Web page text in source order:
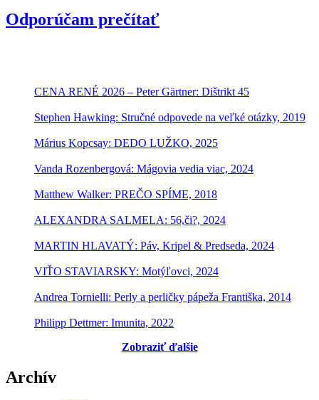
Odporúčam prečítať
CENA RENÉ 2026 – Peter Gärtner: Dištrikt 45
Stephen Hawking: Stručné odpovede na veľké otázky, 2019
Márius Kopcsay: DEDO LUŽKO, 2025
Vanda Rozenbergová: Mágovia vedia viac, 2024
Matthew Walker: PREČO SPÍME, 2018
ALEXANDRA SALMELA: 56,či?, 2024
MARTIN HLAVATÝ: Páv, Kripel & Predseda, 2024
VIŤO STAVIARSKY: Motýľovci, 2024
Andrea Tornielli: Perly a perličky pápeža Františka, 2014
Philipp Dettmer: Imunita, 2022
Zobraziť ďalšie
Archív